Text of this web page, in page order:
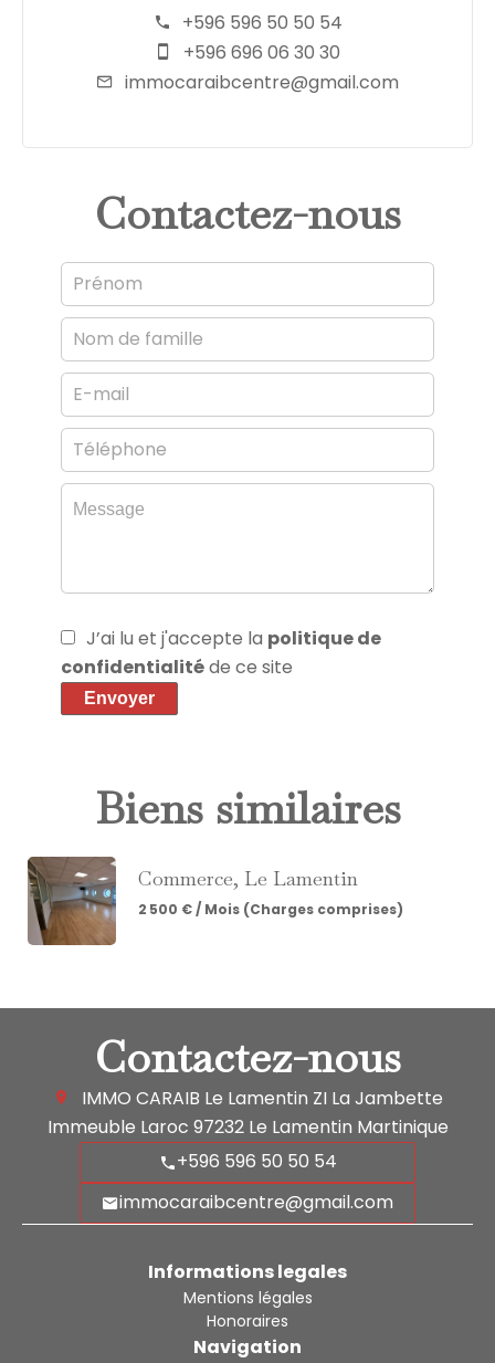
+596 596 50 50 54
+596 696 06 30 30
immocaraibcentre@gmail.com
Contactez-nous
J’ai lu et j'accepte la politique de
confidentialitéde ce site
Envoyer
Biens similaires
Commerce, Le Lamentin
2 500 € / Mois (Charges comprises)
Contactez-nous
IMMO CARAIB Le Lamentin ZI La Jambette
Immeuble Laroc 97232Le Lamentin Martinique
+596 596 50 50 54
immocaraibcentre@gmail.com
Informations legales
Mentions légales
Honoraires
Navigation